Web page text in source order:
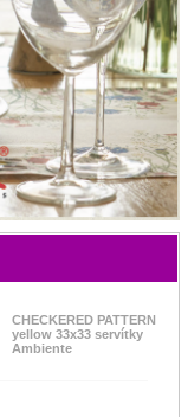
CHECKERED PATTERN
yellow 33x33 servítky
Ambiente